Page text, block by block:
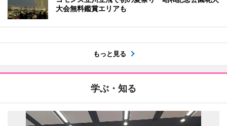
大会無料鑑賞エリアも
もっと見る
学ぶ・知る